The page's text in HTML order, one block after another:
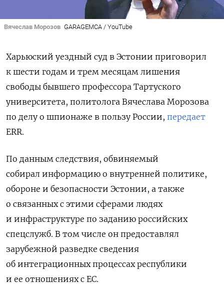
Вячеслав Морозов GARAGEMCA / YouTube
Харьюский уездный суд в Эстонии приговорил
к шести годам и трем месяцам лишения
свободы бывшего профессора Тартуского
университета, политолога Вячеслава Морозова
по делу о шпионаже в пользу России, передает
ERR.
По данным следствия, обвиняемый
собирал информацию о внутренней политике,
обороне и безопасности Эстонии, а также
о связанных с этими сферами людях
и инфраструктуре по заданию российских
спецслужб. В том числе он предоставлял
зарубежной разведке сведения
об интеграционных процессах республики
и ее отношениях с ЕС.